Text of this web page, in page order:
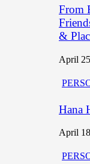
From
&
April
Hana
April